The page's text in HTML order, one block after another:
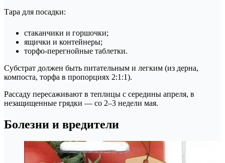
Тара для посадки:
стаканчики и горшочки;
ящички и контейнеры;
торфо-перегнойные таблетки.
Субстрат должен быть питательным и легким (из дерна,
компоста, торфа в пропорциях 2:1:1).
Рассаду пересаживают в теплицы с середины апреля, в
незащищенные грядки — со 2–3 недели мая.
Болезни и вредители